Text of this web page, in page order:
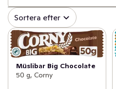
✓ Alla (113)
✓ Fyll skafferiet (29)
✓ Fyll på med bars (6)
✓ Fyll kylen
Sortera efter
Müslibar Big Chocolate
50 g, Corny